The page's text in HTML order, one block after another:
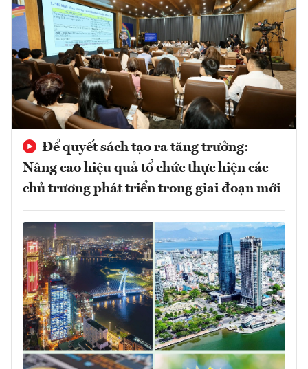
Để quyết sách tạo ra tăng trưởng:
Nâng cao hiệu quả tổ chức thực hiện các
chủ trương phát triển trong giai đoạn mới